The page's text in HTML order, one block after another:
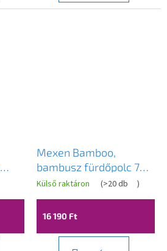
Mexen Bamboo,
bambusz fürdőpolc 70-
105 cm, natúr bambusz,
701170-00
Külső raktáron (>20 db )
16 190 Ft